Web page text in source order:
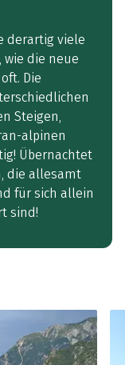
derartig viele
wie die neue
Die
Steigen,
alpinen
Übernachtet
die allesamt
für sich allein
sind!